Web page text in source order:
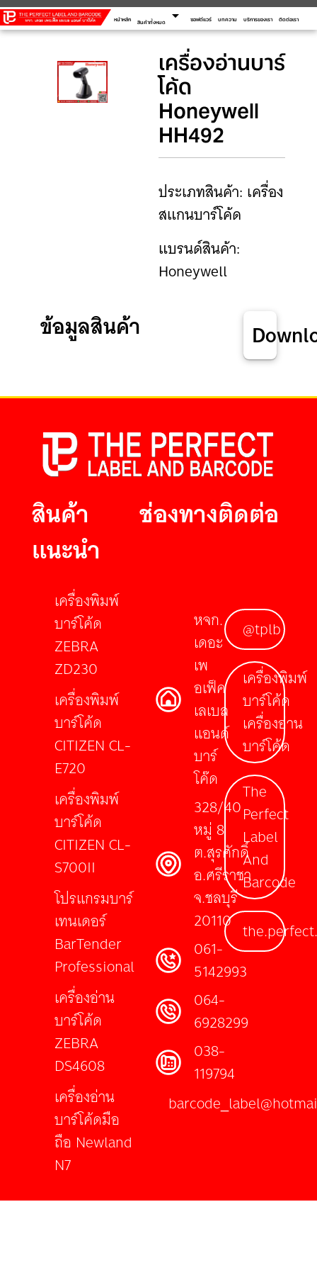
หน้าหลัก สินค้าทั้งหมด arrow_drop_down ซอฟต์แวร์ บทความ บริการของเรา ติดต่อเรา
เครื่องอ่านบาร์
โค้ด
Honeywell
HH492
ประเภทสินค้า: เครื่อง
สแกนบาร์โค้ด
แบรนด์สินค้า:
Honeywell
ข้อมูลสินค้า
สินค้า
แนะนำ
เครื่องพิมพ์
บาร์โค้ด
ZEBRA
ZD230
เครื่องพิมพ์
บาร์โค้ด
CITIZEN CL-
E720
เครื่องพิมพ์
บาร์โค้ด
CITIZEN CL-
S700II
โปรแกรมบาร์
เทนเดอร์
BarTender
Professional
เครื่องอ่าน
บาร์โค้ด
ZEBRA
DS4608
เครื่องอ่าน
บาร์โค้ดมือ
ถือ Newland
N7
ช่องทางติดต่อ
หจก.
เดอะ
เพ
อเฟ็ค
เลเบล
แอนด์
บาร์
โค๊ด
328/40
หมู่ 8
ต.สุรศักดิ์
อ.ศรีราชา
จ.ชลบุรี
20110
061-
5142993
064-
6928299
038-
119794
@tplb
เครื่องพิมพ์
บาร์โค้ด
เครื่องอ่าน
บาร์โค้ด
The
Perfect
Label
And
Barcode